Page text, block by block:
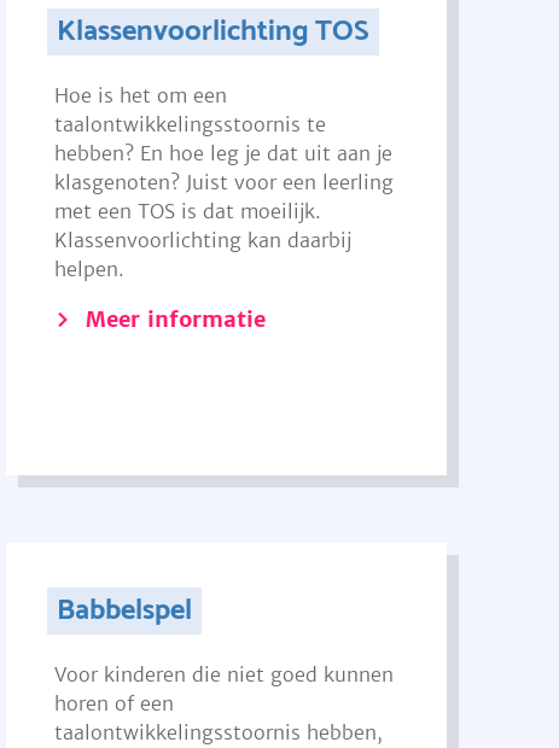
Klassenvoorlichting TOS
Hoe is het om een
taalontwikkelingsstoornis te
hebben? En hoe leg je dat uit aan je
klasgenoten? Juist voor een leerling
met een TOS is dat moeilijk.
Klassenvoorlichting kan daarbij
helpen.
Meer informatie
Babbelspel
Voor kinderen die niet goed kunnen
horen of een
taalontwikkelingsstoornis hebben,